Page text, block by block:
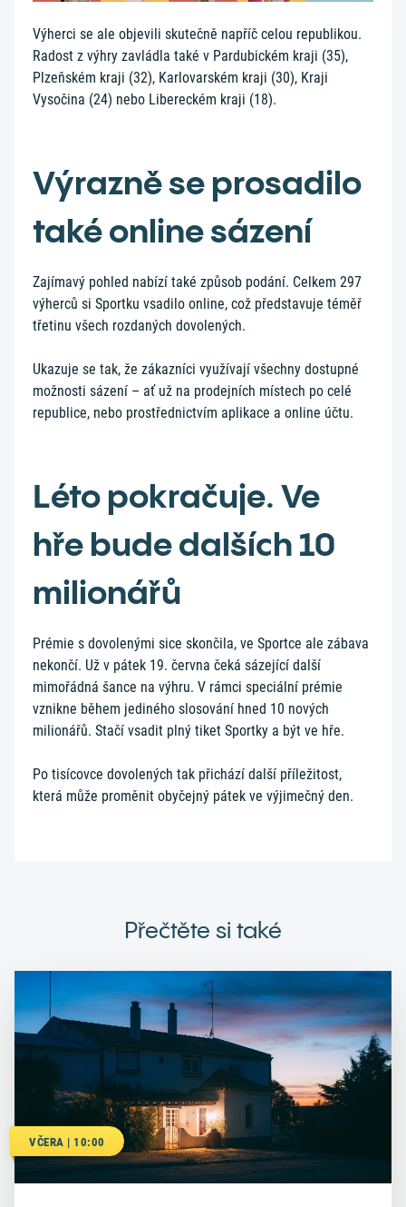
Výherci se ale objevili skutečně napříč celou republikou.
Radost z výhry zavládla také v Pardubickém kraji (35),
Plzeňském kraji (32), Karlovarském kraji (30), Kraji
Vysočina (24) nebo Libereckém kraji (18).
Výrazně se prosadilo
také online sázení
Zajímavý pohled nabízí také způsob podání. Celkem 297
výherců si Sportku vsadilo online, což představuje téměř
třetinu všech rozdaných dovolených.
Ukazuje se tak, že zákazníci využívají všechny dostupné
možnosti sázení – ať už na prodejních místech po celé
republice, nebo prostřednictvím aplikace a online účtu.
Léto pokračuje. Ve
hře bude dalších 10
milionářů
Prémie s dovolenými sice skončila, ve Sportce ale zábava
nekončí. Už v pátek 19. června čeká sázející další
mimořádná šance na výhru. V rámci speciální prémie
vznikne během jediného slosování hned 10 nových
milionářů. Stačí vsadit plný tiket Sportky a být ve hře.
Po tisícovce dovolených tak přichází další příležitost,
která může proměnit obyčejný pátek ve výjimečný den.
Přečtěte si také
VČERA | 10:00